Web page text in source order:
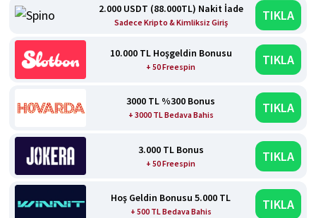
2.000 USDT (88.000TL) Nakit İade
Sadece Kripto & Kimliksiz Giriş TIKLA
10.000 TL Hoşgeldin Bonusu
+ 50 Freespin TIKLA
3000 TL %300 Bonus
+ 3000 TL Bedava Bahis TIKLA
3.000 TL Bonus
+ 50 Freespin TIKLA
Hoş Geldin Bonusu 5.000 TL
+ 500 TL Bedava Bahis TIKLA